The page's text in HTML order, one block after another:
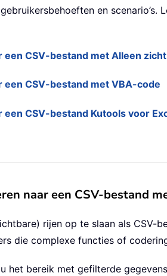
en
CSV-bestand met Alleen
CSV-bestand met VBA-code
CSV-bestand Kutools voor
naar een CSV-bestand
rijen op te slaan als CSV-
die complexe functies of
bereik met gefilterde